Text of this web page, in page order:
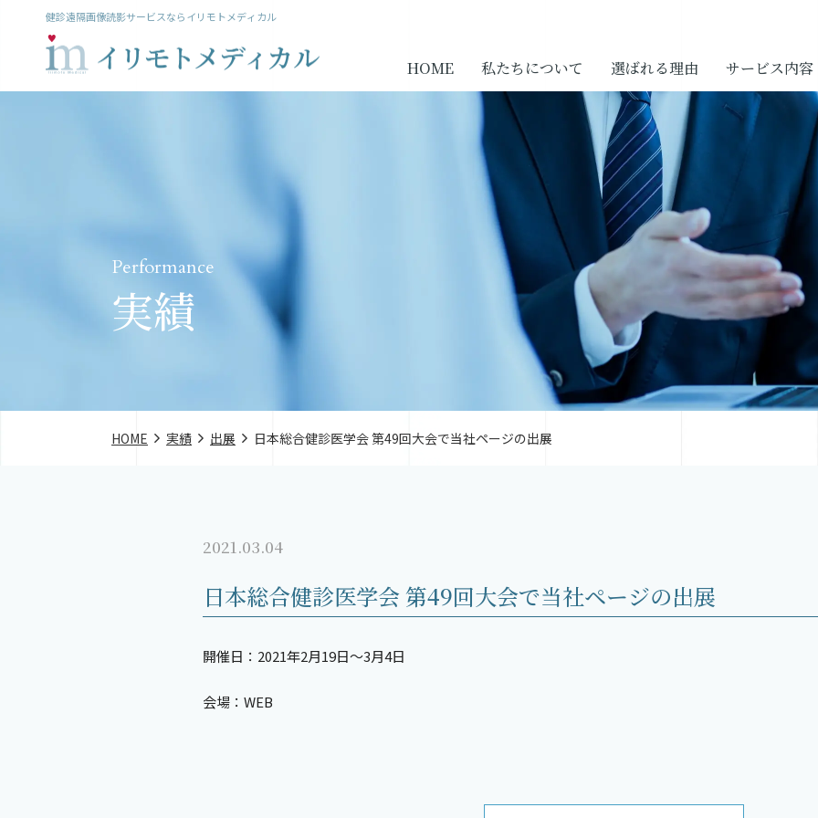
健診遠隔画像読影サービスならイリモトメディカル
HOME 私たちについて 選ばれる理由 サービス内容
Performance
実績
HOME 実績 出展 日本総合健診医学会 第49回大会で当社ページの出展
2021.03.04
日本総合健診医学会 第49回大会で当社ページの出展
開催日：2021年2月19日～3月4日
会場：WEB